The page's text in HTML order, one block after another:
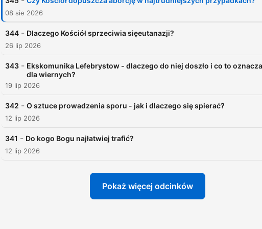
"Pokaż mi Boga"
08 sie 2026
344 - Dlaczego Kościół sprzeciwia sięeutanazji?
26 lip 2026
343 - Ekskomunika Lefebrystow - dlaczego do niej doszło i co to oznacza
dla wiernych?
19 lip 2026
342 - O sztuce prowadzenia sporu - jak i dlaczego się spierać?
12 lip 2026
341 - Do kogo Bogu najłatwiej trafić?
12 lip 2026
Pokaż więcej odcinków